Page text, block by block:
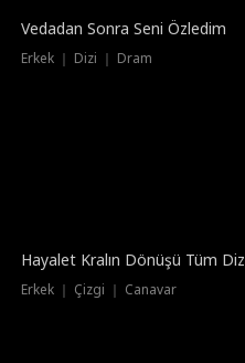
Dublajlı
Vedadan Sonra Seni Özledim
Erkek ｜ Dizi ｜ Dram
Dublajlı
Hayalet Kralın Dönüşü Tüm
Erkek ｜ Çizgi ｜ Canavar